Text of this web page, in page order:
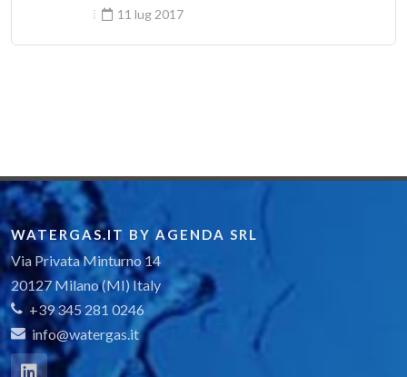
11 lug 2017
WATERGAS.IT BY AGENDA SRL
Via Privata Minturno 14
20127 Milano (MI) Italy
+39 345 281 0246
info@watergas.it